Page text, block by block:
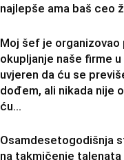
najlepše ama baš ceo
Moj šef je organizovao
okupljanje naše firme u
uvjeren da ću se
dođem, ali nikada nije
ću...
Osamdesetogodišnja
na takmičenje talenata